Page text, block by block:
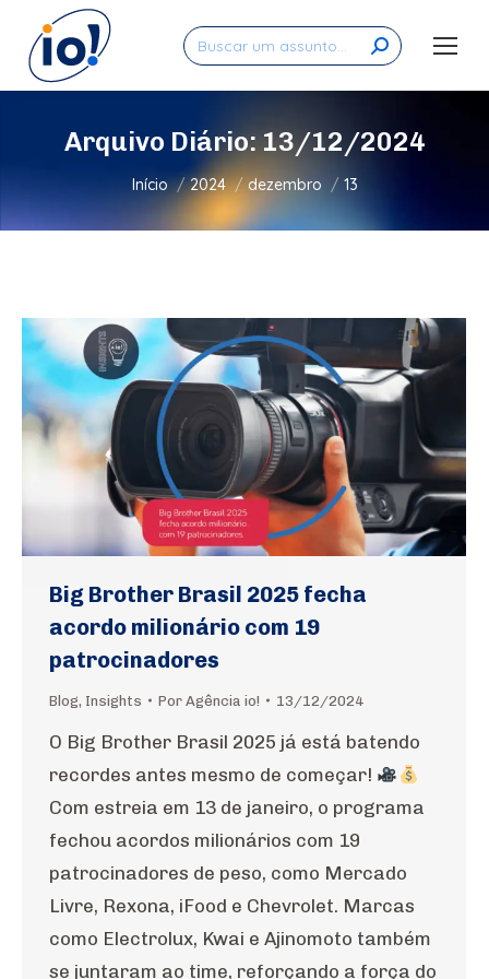
Search:
Arquivo Diário:13/12/2024
Você está aqui:
Início 2024 dezembro 13
Big Brother Brasil 2025 fecha
acordo milionário com 19
patrocinadores
Blog, Insights Por Agência io! 13/12/2024
O Big Brother Brasil 2025 já está batendo
recordes antes mesmo de começar!
Com estreia em 13 de janeiro, o programa
fechou acordos milionários com 19
patrocinadores de peso, como Mercado
Livre, Rexona, iFood e Chevrolet. Marcas
como Electrolux, Kwai e Ajinomoto também
se juntaram ao time, reforçando a força do